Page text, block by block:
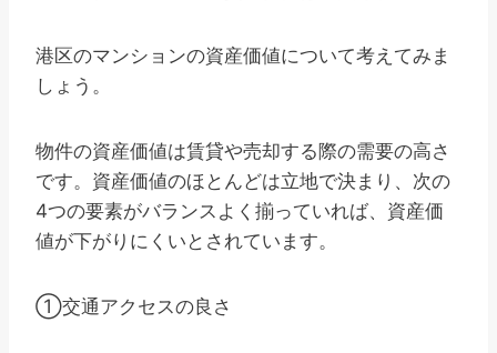
港区のマンションの資産価値について考えてみま
しょう。
物件の資産価値は賃貸や売却する際の需要の高さ
です。資産価値のほとんどは立地で決まり、次の
4つの要素がバランスよく揃っていれば、資産価
値が下がりにくいとされています。
①交通アクセスの良さ